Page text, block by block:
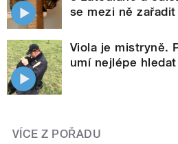
se mezi ně
Viola je mistryně.
umí nejlépe
VÍCE Z POŘADU